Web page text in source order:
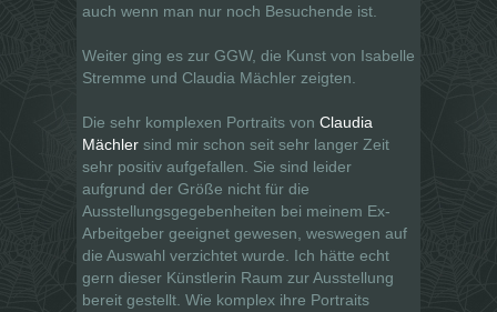
auch wenn man nur noch Besuchende ist.
Weiter ging es zur GGW, die Kunst von Isabelle
Stremme und Claudia Mächler zeigten.
Die sehr komplexen Portraits von Claudia
Mächler sind mir schon seit sehr langer Zeit
sehr positiv aufgefallen. Sie sind leider
aufgrund der Größe nicht für die
Ausstellungsgegebenheiten bei meinem Ex-
Arbeitgeber geeignet gewesen, weswegen auf
die Auswahl verzichtet wurde. Ich hätte echt
gern dieser Künstlerin Raum zur Ausstellung
bereit gestellt. Wie komplex ihre Portraits